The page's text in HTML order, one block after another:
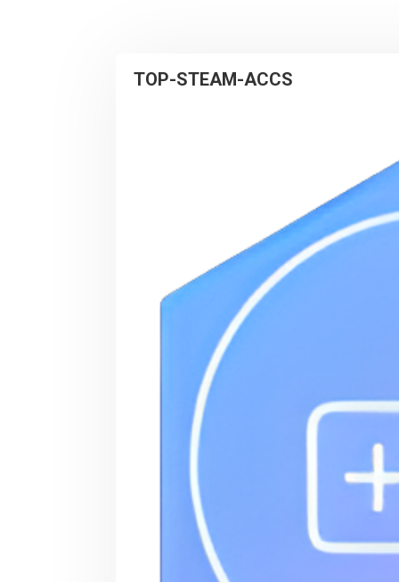
TOP-STEAM-ACCS